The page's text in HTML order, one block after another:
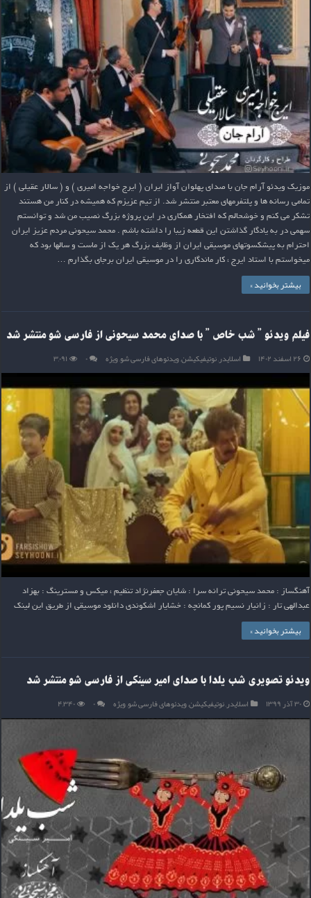
موزیک ویدئو آرام جان با صدای پهلوان آواز ایران ( ایرج خواجه امیری ) و ( سالار عقیلی ) از
تمامی رسانه ها و پلتفرمهای معتبر منتشر شد. از تیم عزیزم که همیشه در کنار من هستند
تشکر می کنم و خوشحالم که افتخار همکاری در این پروژه بزرگ نصیب من شد و توانستم
سهمی در به یادگار گذاشتن این قطعه زیبا را داشته باشم . محمد سیحونی مردم عزیز ایران
احترام به پیشکسوتهای موسیقی ایران از وظایف بزرگ هر یک از ماست و سالها بود که
میخواستم با استاد ایرج ، کار ماندگاری را در موسیقی ایران برجای بگذارم …
بیشتر بخوانید »
فیلم ویدئو ” شب خاص ” با صدای محمد سیحونی از فارسی شو منتشر شد
۲۶ اسفند ۱۴۰۲ اسلایدر,نوتیفیکیشن,ویدئوهای فارسی شو,ویژه ۰ ۳,۰۹۱
آهنگساز : محمد سیحونی ترانه سرا : شایان جعفرنژاد تنظیم ، میکس و مسترینگ : بهزاد
عبدالهی تار : زانیار نسیم پور کمانچه : خشایار اشکوندی دانلود موسیقی از طریق این لینک
بیشتر بخوانید »
ویدئو تصویری شب یلدا با صدای امیر سینکی از فارسی شو منتشر شد
۳۰ آذر ۱۳۹۹ اسلایدر,نوتیفیکیشن,ویدئوهای فارسی شو,ویژه ۰ ۴,۳۴۰